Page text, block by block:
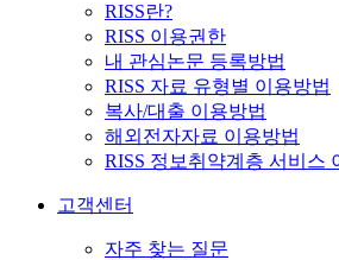
RISS란?
RISS 이용권한
내 관심논문 등록방법
RISS 자료 유형별 이용방법
복사/대출 이용방법
해외전자자료 이용방법
RISS 정보취약계층 서비스
고객센터
자주 찾는 질문